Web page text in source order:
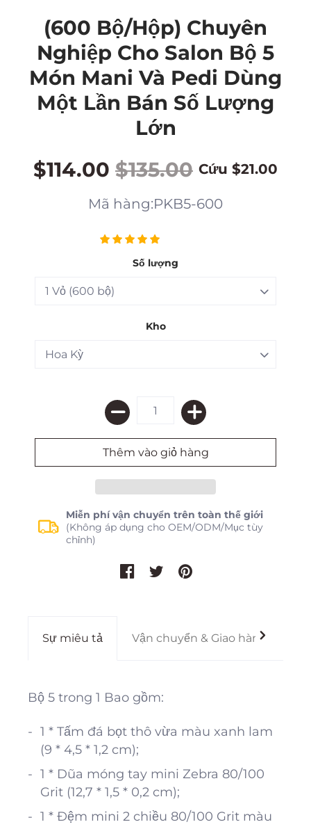
(600 Bộ/Hộp) Chuyên
Nghiệp Cho Salon Bộ 5
Món Mani Và Pedi Dùng
Một Lần Bán Số Lượng
Lớn
$114.00 $135.00 Cứu $21.00
Mã hàng:PKB5-600
Số lượng
Kho
Miễn phí vận chuyển trên toàn thế giới
(Không áp dụng cho OEM/ODM/Mục tùy
chỉnh)
Sự miêu tả Vận chuyển & Giao hàng
Bộ 5 trong 1 Bao gồm:
1 * Tấm đá bọt thô vừa màu xanh lam
(9 * 4,5 * 1,2 cm);
1 * Dũa móng tay mini Zebra 80/100
Grit (12,7 * 1,5 * 0,2 cm);
1 * Đệm mini 2 chiều 80/100 Grit màu